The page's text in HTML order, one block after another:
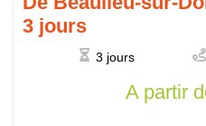
3 jours
3 jours
A partir